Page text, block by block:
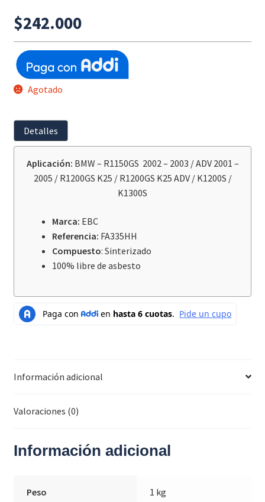
$242.000
Agotado
Detalles
Aplicación: BMW – R1150GS 2002 – 2003 / ADV 2001 –
2005 / R1200GS K25 / R1200GS K25 ADV / K1200S /
K1300S
Marca: EBC
Referencia: FA335HH
Compuesto: Sinterizado
100% libre de asbesto
Información adicional
Valoraciones (0)
Información adicional
Peso 1 kg